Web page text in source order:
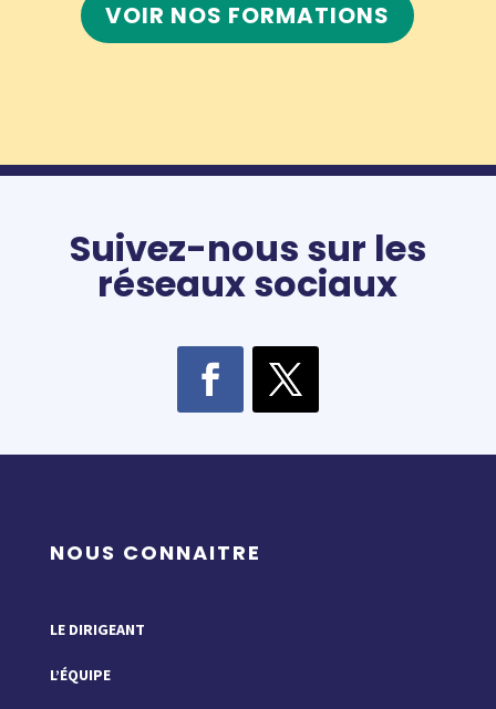
VOIR NOS FORMATIONS
Suivez-nous sur les
réseaux sociaux
NOUS CONNAITRE
LE DIRIGEANT
L’ÉQUIPE